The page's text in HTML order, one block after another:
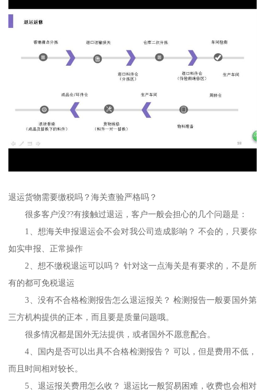
退运货物需要缴税吗？海关查验严格吗？
很多客户没??有接触过退运，客户一般会担心的几个问题是：
1、想海关申报退运会不会对我公司造成影响？ 不会的，只要你
如实申报、正常操作
2、想不缴税退运可以吗？ 针对这一点海关是有要求的，不是所
有的都可免税退运
3、没有不合格检测报告怎么退运报关？ 检测报告一般要国外第
三方机构提供的正本，而且要是质量问题哦。
很多情况都是国外无法提供，或者国外不愿意配合。
4、国内是否可以出具不合格检测报告？ 可以，但是费用不低，
而且时间相对较长。
5、退运报关费用怎么收？ 退运比一般贸易困难，收费也会相对